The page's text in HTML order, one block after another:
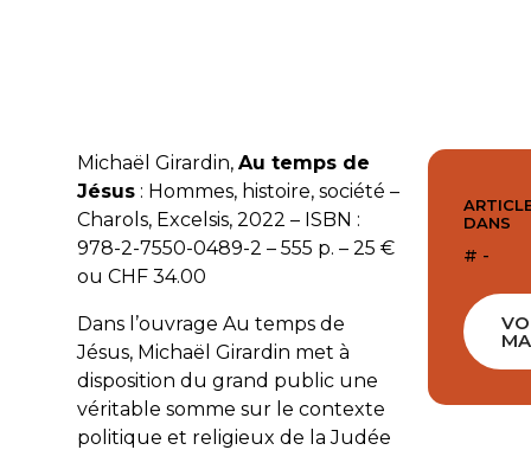
Michaël Girardin, Au temps de
Jésus: Hommes, histoire, société –
Charols, Excelsis, 2022 – ISBN :
978-2-7550-0489-2 – 555 p. – 25 €
ou CHF 34.00
Dans l’ouvrage Au temps de
Jésus, Michaël Girardin met à
disposition du grand public une
véritable somme sur le contexte
politique et religieux de la Judée
DANS
# -